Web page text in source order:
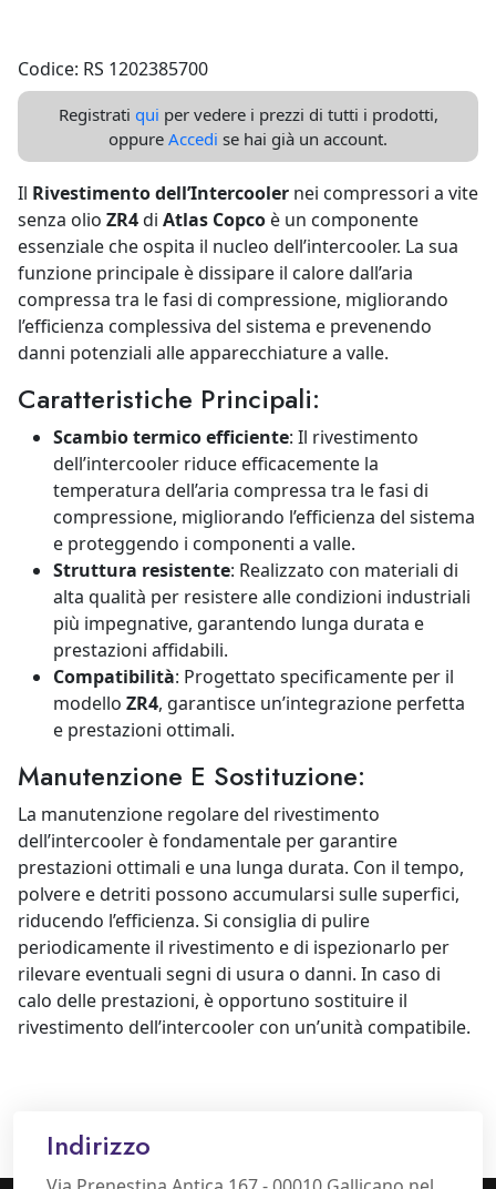
Codice: RS 1202385700
Registrati qui per vedere i prezzi di tutti i prodotti,
oppure Accedi se hai già un account.
Il Rivestimento dell’Intercooler nei compressori a vite
senza olio ZR4di Atlas Copco è un componente
essenziale che ospita il nucleo dell’intercooler. La sua
funzione principale è dissipare il calore dall’aria
compressa tra le fasi di compressione, migliorando
l’efficienza complessiva del sistema e prevenendo
danni potenziali alle apparecchiature a valle.
Caratteristiche Principali:
Scambio termico efficiente: Il rivestimento
dell’intercooler riduce efficacemente la
temperatura dell’aria compressa tra le fasi di
compressione, migliorando l’efficienza del sistema
e proteggendo i componenti a valle.
Struttura resistente: Realizzato con materiali di
alta qualità per resistere alle condizioni industriali
più impegnative, garantendo lunga durata e
prestazioni affidabili.
Compatibilità: Progettato specificamente per il
modello ZR4, garantisce un’integrazione perfetta
e prestazioni ottimali.
Manutenzione E Sostituzione:
La manutenzione regolare del rivestimento
dell’intercooler è fondamentale per garantire
prestazioni ottimali e una lunga durata. Con il tempo,
polvere e detriti possono accumularsi sulle superfici,
riducendo l’efficienza. Si consiglia di pulire
periodicamente il rivestimento e di ispezionarlo per
rilevare eventuali segni di usura o danni. In caso di
calo delle prestazioni, è opportuno sostituire il
rivestimento dell’intercooler con un’unità compatibile.
Indirizzo